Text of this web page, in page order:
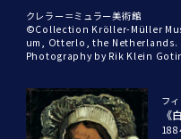
クレラー＝ミュラー美術館
©Collection Kröller-Müller
um, Otterlo, the Netherlands.
Photography by Rik Klein
フ
《